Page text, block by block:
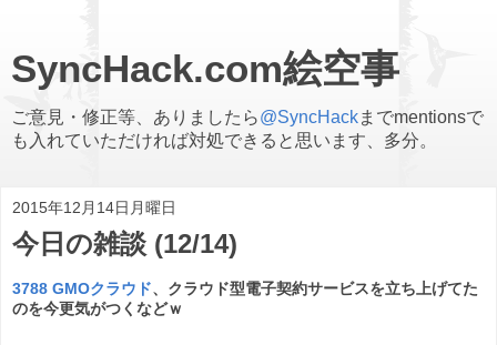
SyncHack.com絵空事
ご意見・修正等、ありましたら@SyncHackまでmentionsで
も入れていただければ対処できると思います、多分。
2015年12月14日月曜日
今日の雑談 (12/14)
3788 GMOクラウド、クラウド型電子契約サービスを立ち上げてた
のを今更気がつくなどｗ